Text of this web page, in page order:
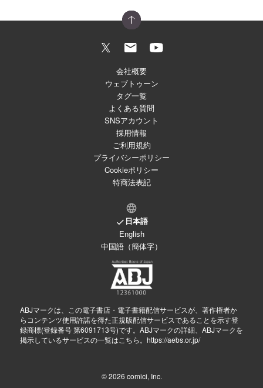
会社概要
ウェブトゥーン
タグ一覧
よくある質問
SNSアカウント
採用情報
ご利用規約
プライバシーポリシー
Cookieポリシー
特商法表記
日本語
English
中国語（簡体字）
ABJマークは、この電子書店・電子書籍配信サービスが、著作権者か
らコンテンツ使用許諾を得た正規版配信サービスであることを示す登
録商標(登録番号 第6091713号)です。ABJマークの詳細、ABJマークを
掲示しているサービスの一覧はこちら。 https://aebs.or.jp/
© 2026 comici, Inc.